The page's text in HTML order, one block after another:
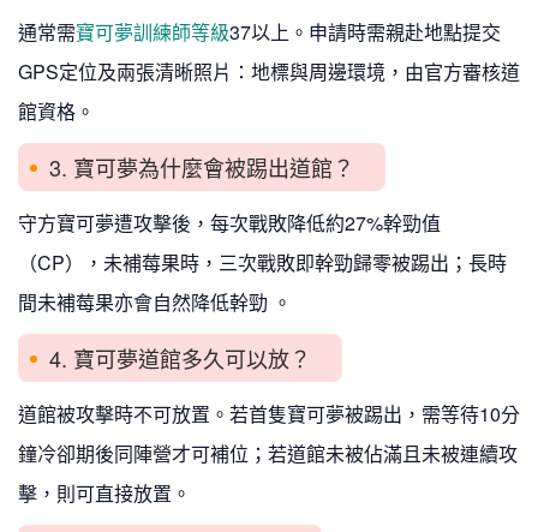
通常需寶可夢訓練師等級37以上。申請時需親赴地點提交
GPS定位及兩張清晰照片：地標與周邊環境，由官方審核道
館資格。
3. 寶可夢為什麼會被踢出道館？
守方寶可夢遭攻擊後，每次戰敗降低約27%幹勁值
（CP），未補莓果時，三次戰敗即幹勁歸零被踢出；長時
間未補莓果亦會自然降低幹勁 。
4. 寶可夢道館多久可以放？
道館被攻擊時不可放置。若首隻寶可夢被踢出，需等待10分
鐘冷卻期後同陣營才可補位；若道館未被佔滿且未被連續攻
擊，則可直接放置。